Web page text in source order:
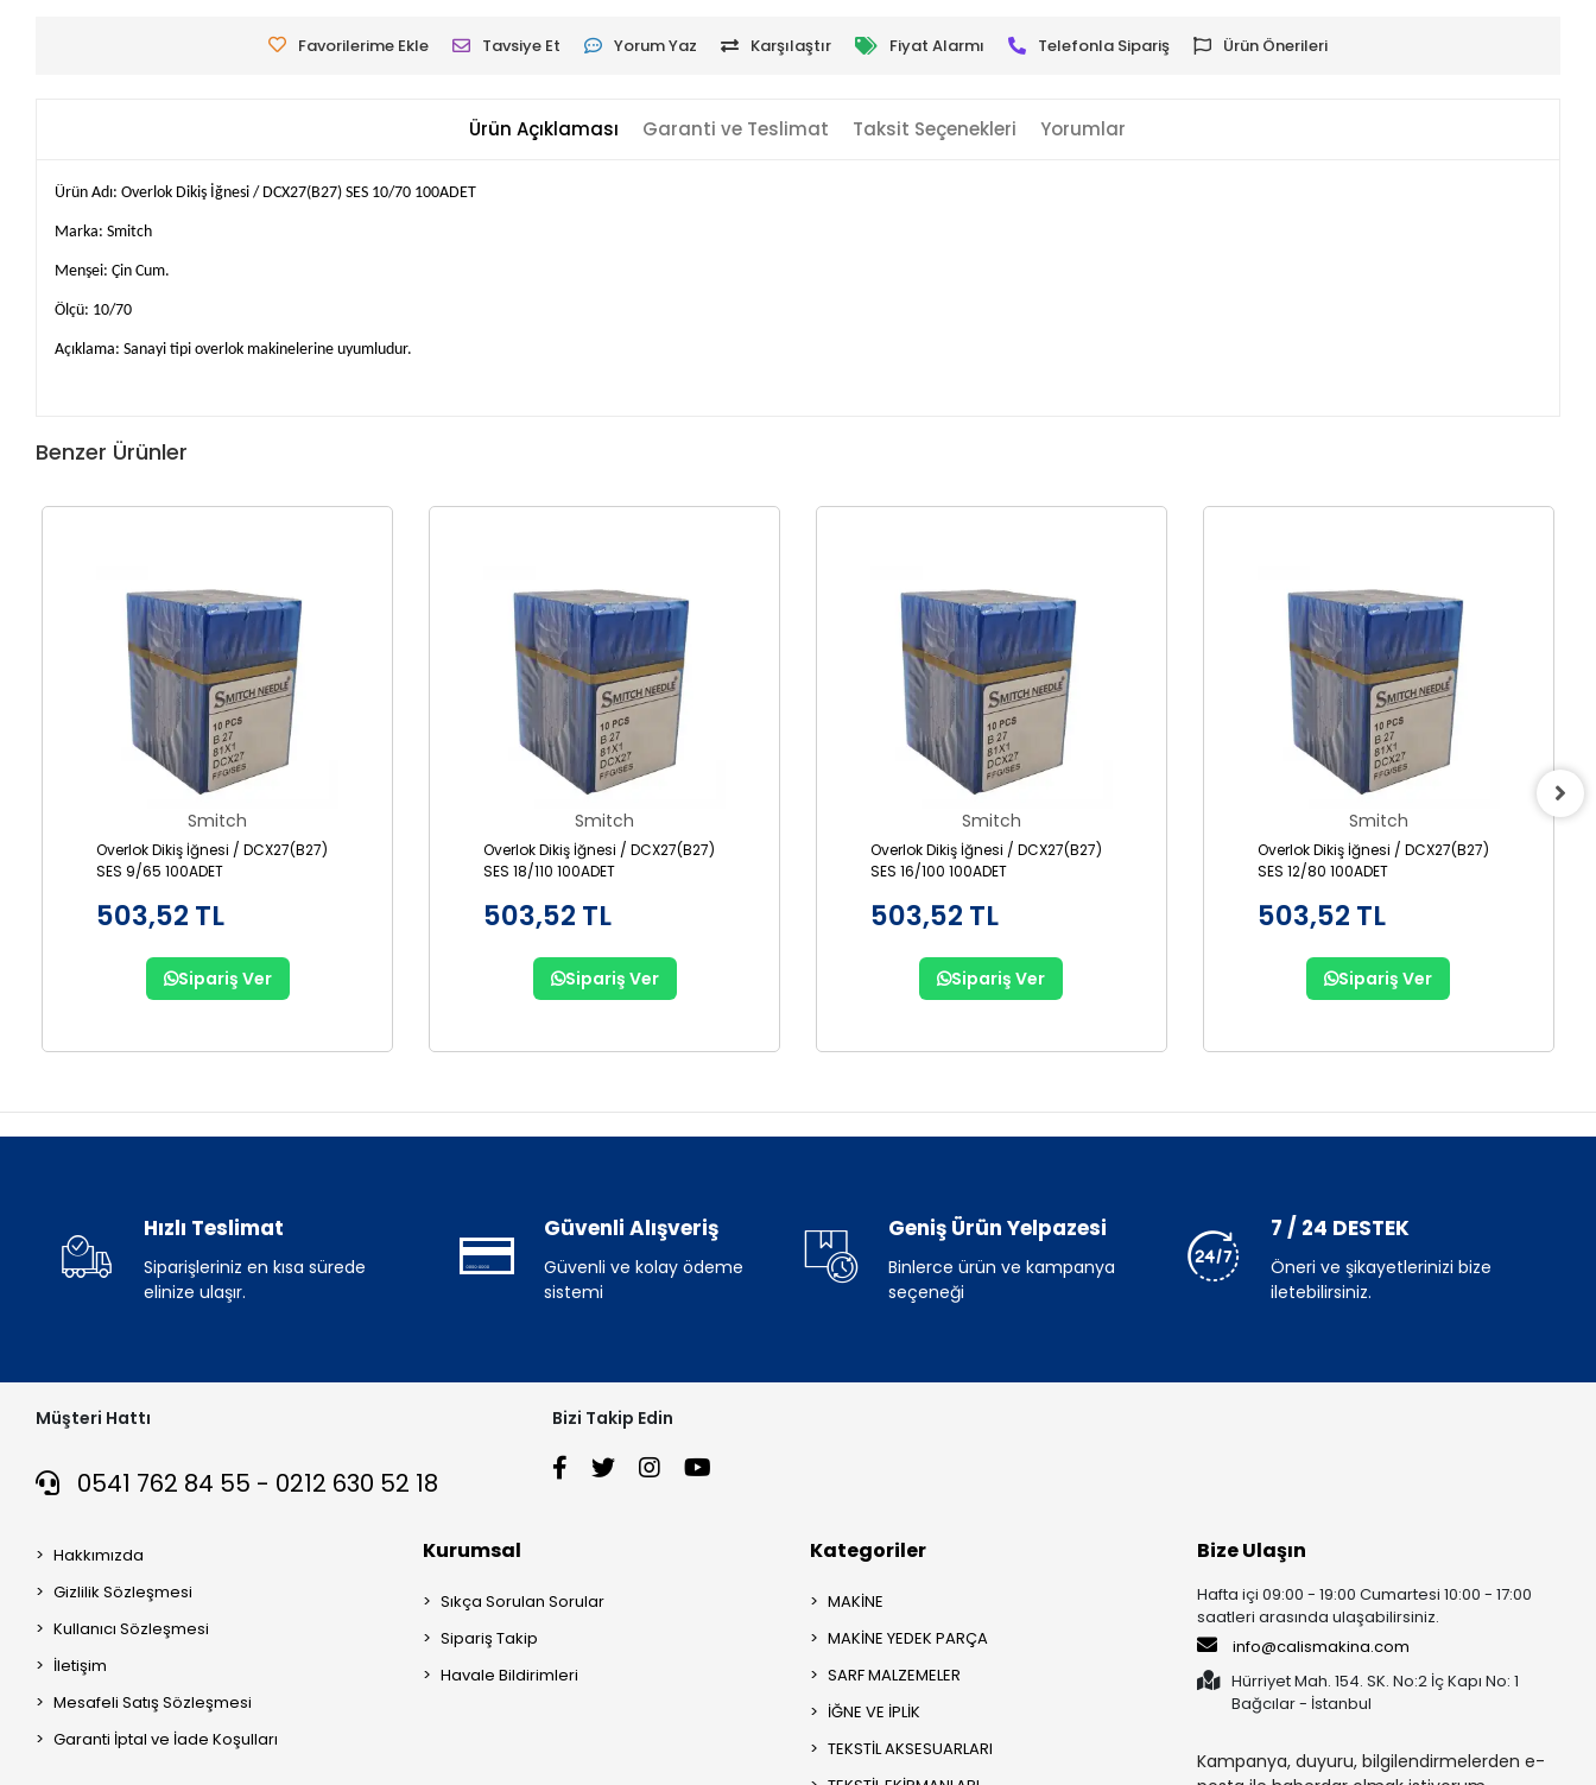
Favorilerime Ekle Tavsiye Et Yorum Yaz Karşılaştır Fiyat Alarmı Telefonla Sipariş Ürün Önerileri
Ürün Açıklaması Garanti ve Teslimat Taksit Seçenekleri Yorumlar
Ürün Adı: Overlok Dikiş İğnesi / DCX27(B27) SES 10/70 100ADET
Marka: Smitch
Menşei: Çin Cum.
Ölçü: 10/70
Açıklama: Sanayi tipi overlok makinelerine uyumludur.
Benzer Ürünler
Smitch
Overlok Dikiş İğnesi / DCX27(B27)
SES 9/65 100ADET
503,52 TL
Sipariş Ver
Smitch
Overlok Dikiş İğnesi / DCX27(B27)
SES 18/110 100ADET
503,52 TL
Sipariş Ver
Smitch
Overlok Dikiş İğnesi / DCX27(B27)
SES 16/100 100ADET
503,52 TL
Sipariş Ver
Smitch
Overlok Dikiş İğnesi / DCX27(B27)
SES 12/80 100ADET
503,52 TL
Sipariş Ver
Hızlı Teslimat
Siparişleriniz en kısa sürede
elinize ulaşır.
Güvenli Alışveriş
Güvenli ve kolay ödeme
sistemi
Geniş Ürün Yelpazesi
Binlerce ürün ve kampanya
seçeneği
7 / 24 DESTEK
Öneri ve şikayetlerinizi bize
iletebilirsiniz.
Müşteri Hattı
0541 762 84 55 - 0212 630 52 18
Bizi Takip Edin
Hakkımızda
Gizlilik Sözleşmesi
Kullanıcı Sözleşmesi
İletişim
Mesafeli Satış Sözleşmesi
Garanti İptal ve İade Koşulları
Kurumsal
Sıkça Sorulan Sorular
Sipariş Takip
Havale Bildirimleri
Kategoriler
MAKİNE
MAKİNE YEDEK PARÇA
SARF MALZEMELER
İĞNE VE İPLİK
TEKSTİL AKSESUARLARI
Bize Ulaşın
Hafta içi 09:00 - 19:00 Cumartesi 10:00 - 17:00
saatleri arasında ulaşabilirsiniz.
info@calismakina.com
Hürriyet Mah. 154. SK. No:2 İç Kapı No: 1
Bağcılar - İstanbul
Kampanya, duyuru, bilgilendirmelerden e-